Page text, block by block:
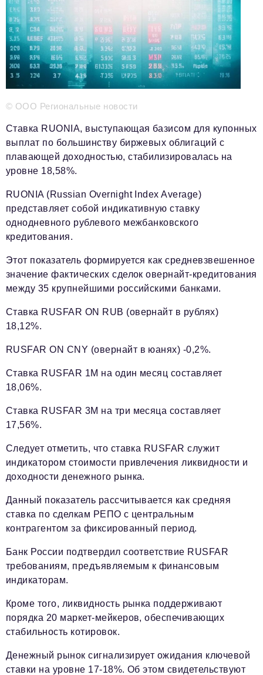
Электронные почты редакции:
Информационный отдел
info@business-magazine.online
Отдел рекламы
reklama@business-magazine.online
Отдел распространения/редакционная подписка
partner@business-magazine.online
© ООО Региональные новости
Ставка RUONIA, выступающая базисом для купонных
выплат по большинству биржевых облигаций с
плавающей доходностью, стабилизировалась на
уровне 18,58%.
RUONIA (Russian Overnight Index Average)
представляет собой индикативную ставку
однодневного рублевого межбанковского
кредитования.
Этот показатель формируется как средневзвешенное
значение фактических сделок овернайт-кредитования
между 35 крупнейшими российскими банками.
Ставка RUSFAR ON RUB (овернайт в рублях)
18,12%.
RUSFAR ON CNY (овернайт в юанях) -0,2%.
Ставка RUSFAR 1М на один месяц составляет
18,06%.
Ставка RUSFAR 3М на три месяца составляет
17,56%.
Следует отметить, что ставка RUSFAR служит
индикатором стоимости привлечения ликвидности и
доходности денежного рынка.
Данный показатель рассчитывается как средняя
ставка по сделкам РЕПО с центральным
контрагентом за фиксированный период.
Банк России подтвердил соответствие RUSFAR
требованиям, предъявляемым к финансовым
индикаторам.
Кроме того, ликвидность рынка поддерживают
порядка 20 маркет-мейкеров, обеспечивающих
стабильность котировок.
Денежный рынок сигнализирует ожидания ключевой
ставки на уровне 17-18%. Об этом свидетельствуют